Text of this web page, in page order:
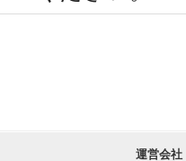
運営会